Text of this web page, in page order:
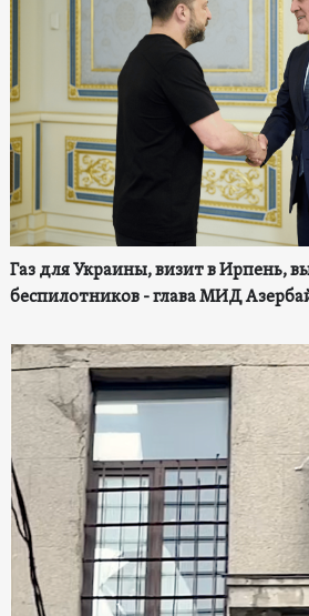
Газ для Украины, визит в Ирпень,
беспилотников - глава МИД